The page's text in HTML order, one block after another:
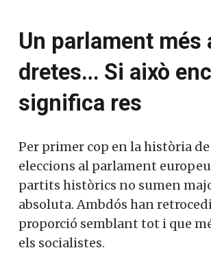
Un parlament més
dretes… Si això
significa res
Per primer cop en la història de
eleccions al parlament
partits històrics no sumen
absoluta. Ambdós han
proporció semblant tot i que
els socialistes.